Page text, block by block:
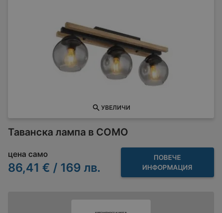
УВЕЛИЧИ
Таванска лампа в COMO
цена само
86,41 € / 169 лв.
ПОВЕЧЕ
ИНФОРМАЦИЯ